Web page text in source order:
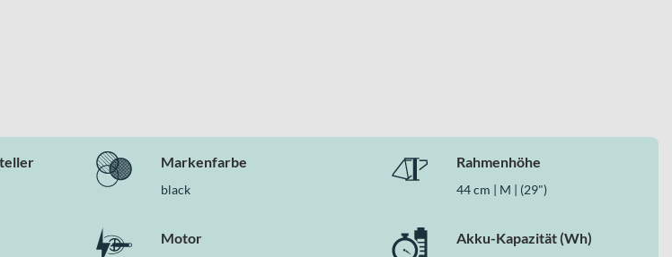
eines Hardtails mit der zusätzlichen Power des HEPHA Antriebs. Der stabile Aluminium-Rahmen, die
Markenfarbe
black
Rahmenhöhe
44 cm | M | (29")
Motor Akku-Kapazität (Wh)